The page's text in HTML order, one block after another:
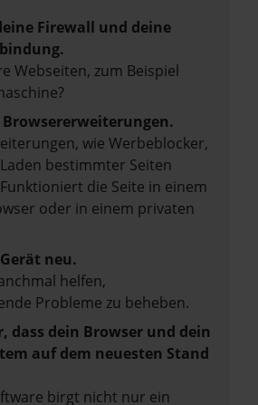
Firewall und deine
Webseiten, zum Beispiel
Browsererweiterungen.
wie Werbeblocker,
bestimmter Seiten
die Seite in einem
oder in einem privaten
neu.
helfen,
Probleme zu beheben.
dass dein Browser und dein
auf dem neuesten Stand
birgt nicht nur ein